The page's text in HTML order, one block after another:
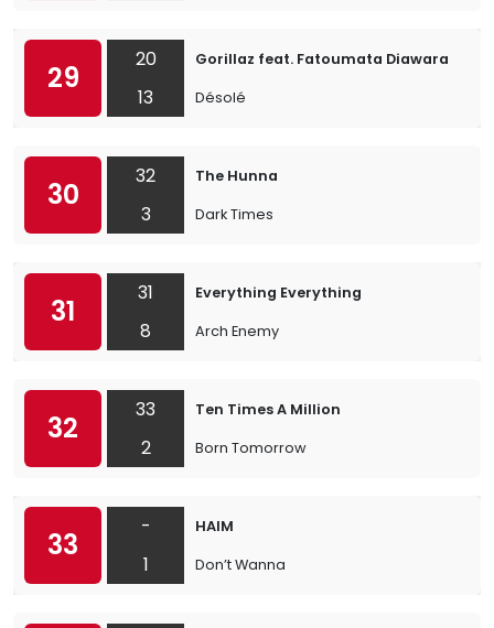
29
20
13
Gorillaz feat. Fatoumata Diawara
Désolé
30
32
3
The Hunna
Dark Times
31
31
8
Everything Everything
Arch Enemy
32
33
2
Ten Times A Million
Born Tomorrow
33
-
1
HAIM
Don’t Wanna